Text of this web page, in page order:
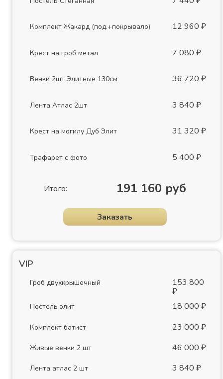
Комплект Жакард (под.+покрывало) 12 960 ₽
Крест на гроб метал 7 080 ₽
Венки 2шт Элитные 130см 36 720 ₽
Лента Атлас 2шт 3 840 ₽
Крест на могилу Дуб Элит 31 320 ₽
Трафарет с фото 5 400 ₽
Итого: 191 160 руб
Заказать
VIP
Гроб двухкрышечный
153 800
₽
Постель элит 18 000 ₽
Комплект батист 23 000 ₽
Живые венки 2 шт 46 000 ₽
Лента атлас 2 шт 3 840 ₽